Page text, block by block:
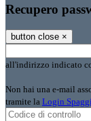
Recupero
button close ×
all'indirizzo indicato
Non hai una e-mail
tramite la Login